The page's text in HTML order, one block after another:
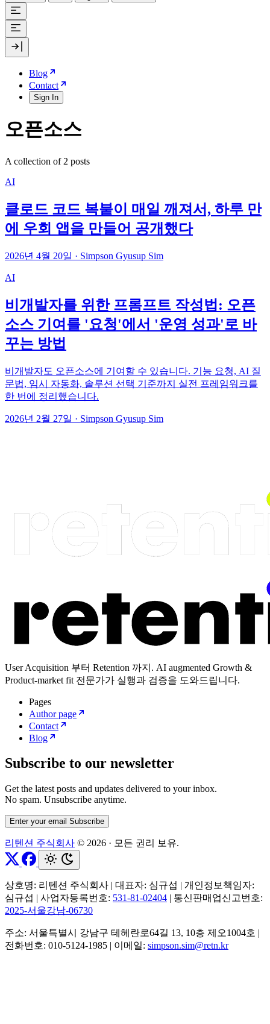
Blog
Contact
Sign In
오픈소스
A collection of 2 posts
AI
클로드 코드 복붙이 매일 깨져서, 하루 만
에 우회 앱을 만들어 공개했다
2026년 4월 20일 · Simpson Gyusup Sim
AI
비개발자를 위한 프롬프트 작성법: 오픈
소스 기여를 '요청'에서 '운영 성과'로 바
꾸는 방법
비개발자도 오픈소스에 기여할 수 있습니다. 기능 요청, AI 질
문법, 임시 자동화, 솔루션 선택 기준까지 실전 프레임워크를
한 번에 정리했습니다.
2026년 2월 27일 · Simpson Gyusup Sim
User Acquisition 부터 Retention 까지. AI augmented Growth &
Product-market fit 전문가가 실행과 검증을 도와드립니다.
Pages
Author page
Contact
Blog
Subscribe to our newsletter
Get the latest posts and updates delivered to your inbox.
No spam. Unsubscribe anytime.
Enter your email Subscribe
리텐션 주식회사 © 2026 · 모든 권리 보유.
상호명: 리텐션 주식회사 | 대표자: 심규섭 | 개인정보책임자:
심규섭 | 사업자등록번호: 531-81-02404 | 통신판매업신고번호:
2025-서울강남-06730
주소: 서울특별시 강남구 테헤란로64길 13, 10층 제오1004호 |
전화번호: 010-5124-1985 | 이메일: simpson.sim@retn.kr